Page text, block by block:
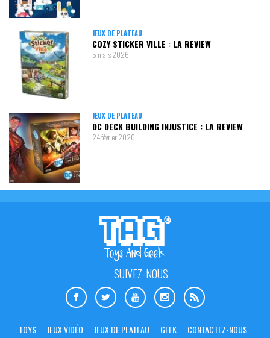
JEUX DE PLATEAU
COZY STICKER VILLE : LA REVIEW
5 mars 2026
JEUX DE PLATEAU
DC DECK BUILDING INJUSTICE : LA REVIEW
24 février 2026
SUIVEZ-NOUS
TOYS JEUX VIDÉO JEUX DE PLATEAU GEEK CONTACTEZ-NOUS